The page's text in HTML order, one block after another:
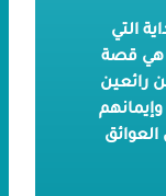
التي
هي قصة
رائعين